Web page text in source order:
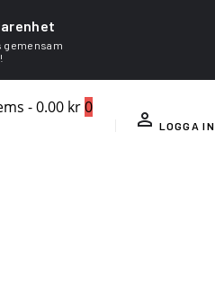
gemensam
-0.00 kr0
LOGGA IN